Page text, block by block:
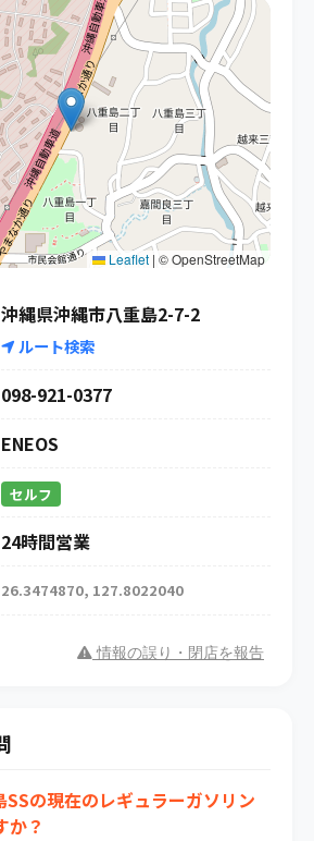
Leaflet | © OpenStreetMap
沖縄県沖縄市八重島2-7-2
ルート検索
098-921-0377
ENEOS
セルフ
24時間営業
26.3474870, 127.8022040
情報の誤り・閉店を報告
SSの現在のレギュラーガソリン
か？